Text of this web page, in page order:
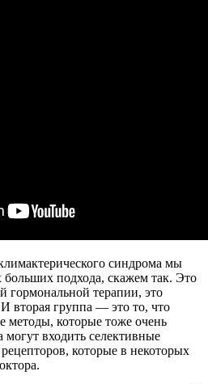
синдрома мы
подхода, скажем так. Это
гормональной терапии, это
вторая группа — это то, что
методы, которые тоже очень
входить селективные
которые в некоторых